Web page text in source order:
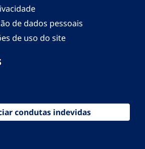
de dados pessoais
de uso do site
condutas indevidas